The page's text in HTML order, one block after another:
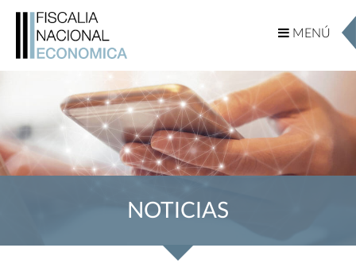
MENÚ
MENÚ
NOTICIAS